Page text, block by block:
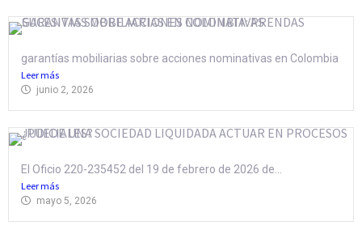
garantías mobiliarias sobre acciones nominativas en Colombia
Leer más
junio 2, 2026
El Oficio 220-235452 del 19 de febrero de 2026 de...
Leer más
mayo 5, 2026